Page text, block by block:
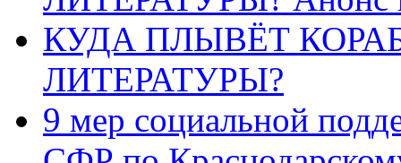
КУДА ПЛЫВЁТ
ЛИТЕРАТУРЫ?
9 мер социальной